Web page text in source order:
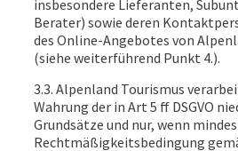
insbesondere Lieferanten,
Berater) sowie deren
des Online-Angebotes von
(siehe weiterführend Punkt 4.).
3.3. Alpenland Tourismus
Wahrung der in Art 5 ff DSGVO
Grundsätze und nur, wenn
Rechtmäßigkeitsbedingung